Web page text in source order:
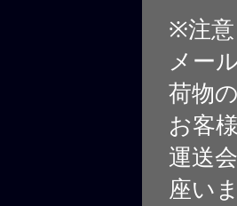
※注
メー
荷物
お客
運送
座い